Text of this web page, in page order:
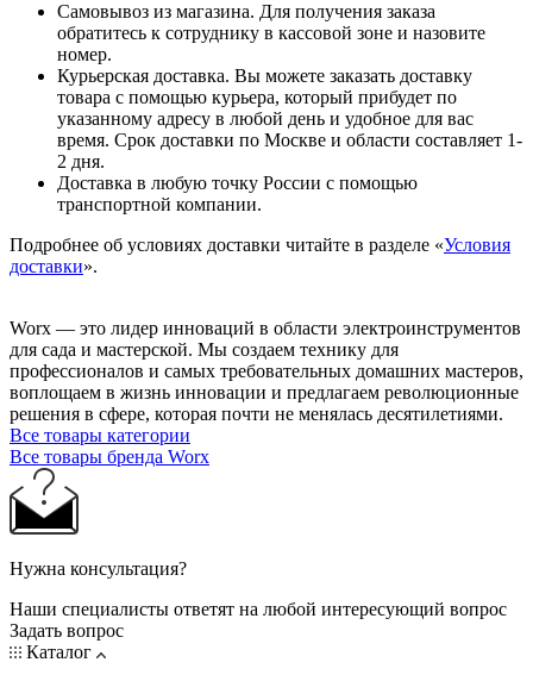
Самовывоз из магазина. Для получения заказа
обратитесь к сотруднику в кассовой зоне и назовите
номер.
Курьерская доставка. Вы можете заказать доставку
товара с помощью курьера, который прибудет по
указанному адресу в любой день и удобное для вас
время. Срок доставки по Москве и области составляет 1-
2 дня.
Доставка в любую точку России с помощью
транспортной компании.
Подробнее об условиях доставки читайте в разделе «Условия
доставки».
Worx — это лидер инноваций в области электроинструментов
для сада и мастерcкой. Мы создаем технику для
профессионалов и самых требовательных домашних мастеров,
воплощаем в жизнь инновации и предлагаем революционные
решения в сфере, которая почти не менялась десятилетиями.
Все товары категории
Все товары бренда Worx
Нужна консультация?
Наши специалисты ответят на любой интересующий вопрос
Задать вопрос
Каталог